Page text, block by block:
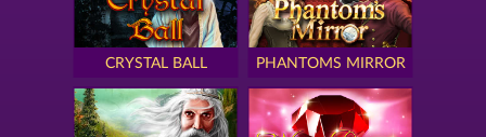
CRYSTAL BALL PHANTOMS MIRROR